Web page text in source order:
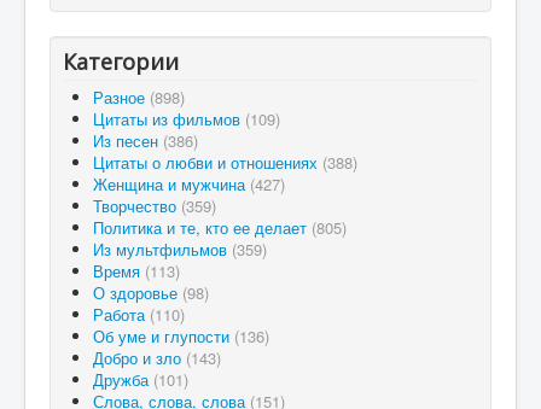
Категории
Разное (898)
Цитаты из фильмов (109)
Из песен (386)
Цитаты о любви и отношениях (388)
Женщина и мужчина (427)
Творчество (359)
Политика и те, кто ее делает (805)
Из мультфильмов (359)
Время (113)
О здоровье (98)
Работа (110)
Об уме и глупости (136)
Добро и зло (143)
Дружба (101)
Слова, слова, слова (151)